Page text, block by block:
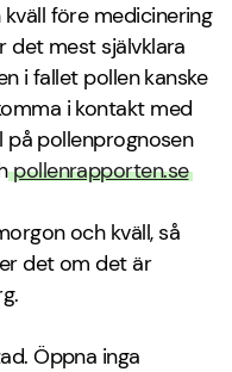
före medicinering
det mest självklara
i fallet pollen kanske
i kontakt med
på pollenprognosen
pollenrapporten.se
och kväll, så
det om det är
Öppna inga